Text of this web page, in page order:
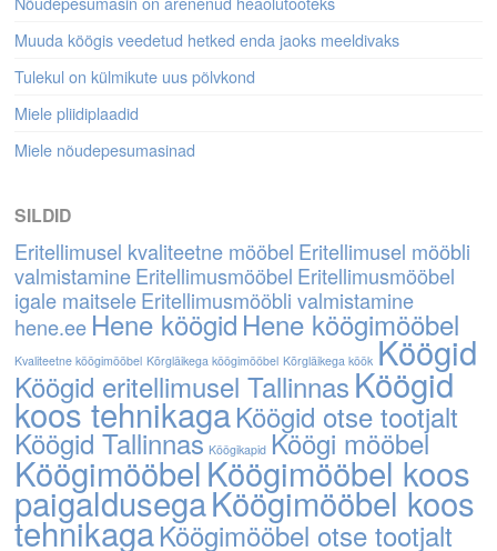
Muuda köögis veedetud hetked enda jaoks meeldivaks
Tulekul on külmikute uus põlvkond
Miele pliidiplaadid
Miele nõudepesumasinad
SILDID
Eritellimusel kvaliteetne mööbel Eritellimusel mööbli
valmistamineEritellimusmööbel Eritellimusmööbel
igale maitseleEritellimusmööbli valmistamine
hene.ee Hene köögid Hene köögimööbel
Kvaliteetne köögimööbel Kõrgläikega köögimööbel Kõrgläikega köök Köögid
Köögid eritellimusel Tallinnas Köögid
koos tehnikagaKöögid otse tootjalt
Köögid Tallinnas Köögikapid Köögi mööbel
KöögimööbelKöögimööbel koos
paigaldusegaKöögimööbel koos
tehnikagaKöögimööbel otse tootjalt